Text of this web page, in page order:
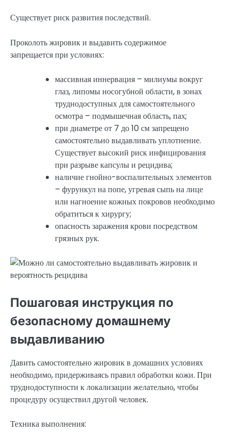
Существует риск развития последствий.
Проколоть жировик и выдавить содержимое
запрещается при условиях:
массивная иннервация – милиумы вокруг
глаз, липомы носогубной области, в зонах
труднодоступных для самостоятельного
осмотра – подмышечная область, пах;
при диаметре от 7 до 10 см запрещено
самостоятельно выдавливать уплотнение.
Существует высокий риск инфицирования
при разрыве капсулы и рецидива;
наличие гнойно-воспалительных элементов
– фурункул на попе, угревая сыпь на лице
или нагноение кожных покровов необходимо
обратиться к хирургу;
опасность заражения крови посредством
грязных рук.
Пошаговая инструкция по
безопасному домашнему
выдавливанию
Давить самостоятельно жировик в домашних условиях
необходимо, придерживаясь правил обработки кожи. При
труднодоступности к локализации желательно, чтобы
процедуру осуществил другой человек.
Техника выполнения: